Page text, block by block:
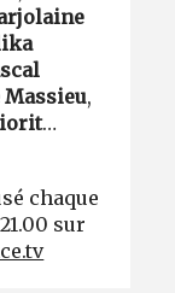
Massieu,
…
chaque
sur